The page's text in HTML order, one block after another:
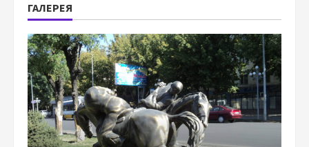
ГАЛЕРЕЯ